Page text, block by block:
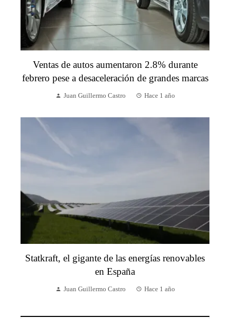
Ventas de autos aumentaron 2.8% durante
febrero pese a desaceleración de grandes marcas
Juan Guillermo Castro Hace 1 año
Statkraft, el gigante de las energías renovables
en España
Juan Guillermo Castro Hace 1 año